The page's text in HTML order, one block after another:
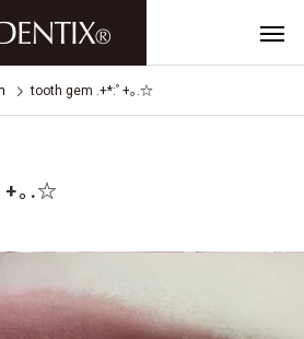
tooth gem .+*:ﾟ+｡.☆
+｡.☆